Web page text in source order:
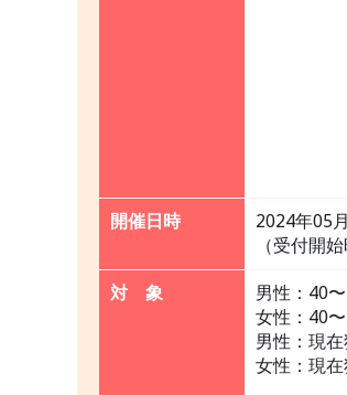
開催日時
2024年05
（受付開
対 象
男性：40
女性：40
男性：現
女性：現